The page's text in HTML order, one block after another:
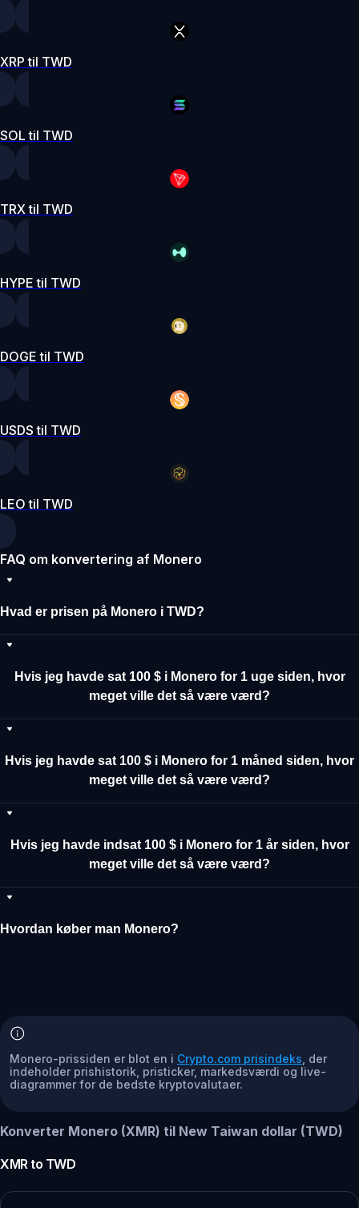
XRP til TWD
SOL til TWD
TRX til TWD
HYPE til TWD
DOGE til TWD
USDS til TWD
LEO til TWD
FAQ om konvertering af Monero
Hvad er prisen på Monero i TWD?
Hvis jeg havde sat 100 $ i Monero for 1 uge siden, hvor
meget ville det så være værd?
Hvis jeg havde sat 100 $ i Monero for 1 måned siden, hvor
meget ville det så være værd?
Hvis jeg havde indsat 100 $ i Monero for 1 år siden, hvor
meget ville det så være værd?
Hvordan køber man Monero?
Monero-prissiden er blot en i Crypto.com prisindeks , der
indeholder prishistorik, pristicker, markedsværdi og live-
diagrammer for de bedste kryptovalutaer.
Konverter Monero (XMR) til New Taiwan dollar (TWD)
XMRto TWD